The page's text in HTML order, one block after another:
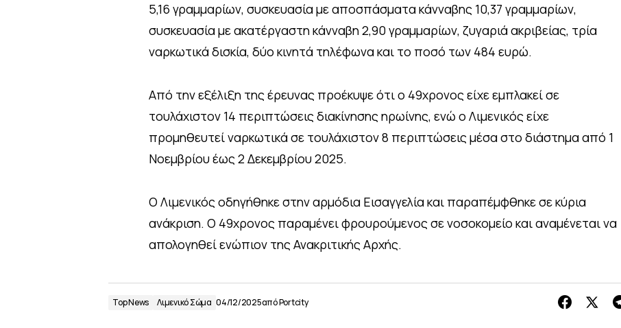
5,16 γραμμαρίων, συσκευασία με αποσπάσματα κάνναβης 10,37 γραμμαρίων,
συσκευασία με ακατέργαστη κάνναβη 2,90 γραμμαρίων, ζυγαριά ακριβείας, τρία
ναρκωτικά δισκία, δύο κινητά τηλέφωνα και το ποσό των 484 ευρώ.
Από την εξέλιξη της έρευνας προέκυψε ότι ο 49χρονος είχε εμπλακεί σε
τουλάχιστον 14 περιπτώσεις διακίνησης ηρωίνης, ενώ ο Λιμενικός είχε
προμηθευτεί ναρκωτικά σε τουλάχιστον 8 περιπτώσεις μέσα στο διάστημα από 1
Νοεμβρίου έως 2 Δεκεμβρίου 2025.
Ο Λιμενικός οδηγήθηκε στην αρμόδια Εισαγγελία και παραπέμφθηκε σε κύρια
ανάκριση. Ο 49χρονος παραμένει φρουρούμενος σε νοσοκομείο και αναμένεται να
απολογηθεί ενώπιον της Ανακριτικής Αρχής.
Top News Λιμενικό Σώμα 04/12/2025απόPortcity